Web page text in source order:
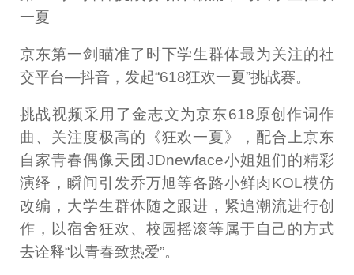
一夏
京东第一剑瞄准了时下学生群体最为关注的社
交平台—抖音，发起“618狂欢一夏”挑战赛。
挑战视频采用了金志文为京东618原创作词作
曲、关注度极高的《狂欢一夏》，配合上京东
自家青春偶像天团JDnewface小姐姐们的精彩
演绎，瞬间引发乔万旭等各路小鲜肉KOL模仿
改编，大学生群体随之跟进，紧追潮流进行创
作，以宿舍狂欢、校园摇滚等属于自己的方式
去诠释“以青春致热爱”。